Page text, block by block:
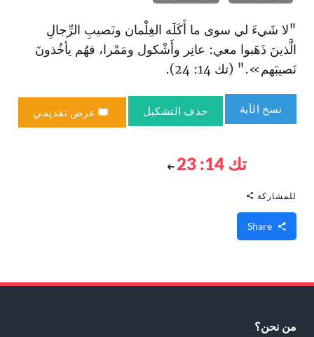
"لا شَيءَ لي سوى ما أَكَلَه الغِلْمان ونَصيبِ الرِّجالِ
الَّذينَ ذَهَبوا معي: عانِر وأَشْكول ومَمْرا، فهُم يأخُذونَ
نَصيبَهم»." (تك 14: 24).
نسخ الآية حذف التشكيل عرض تقديمي
تك 14: 23
للمشاركة
من نحن؟